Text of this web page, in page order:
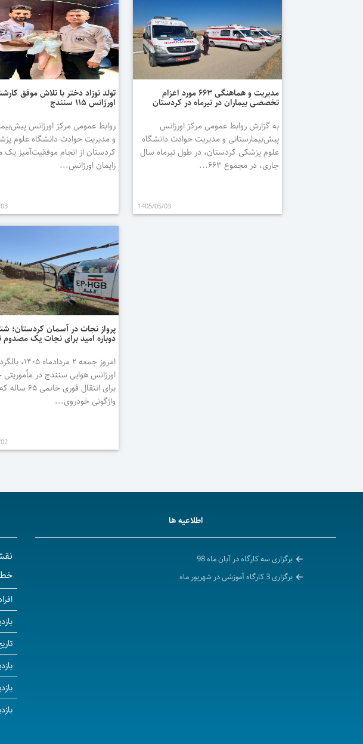
مدیریت و هماهنگی ۶۶۳ مورد اعزام
تخصصی بیماران در تیرماه در کردستان
به گزارش روابط عمومی مرکز اورژانس
پیش‌بیمارستانی و مدیریت حوادث دانشگاه
علوم پزشکی کردستان، در طول تیرماه سال
جاری، در مجموع ۶۶۳...
1405/05/03
تولد نوزاد دختر با تلاش موفق
اورژانس ۱۱۵ سنندج
روابط عمومی مرکز اورژانس
و مدیریت حوادث دانشگاه علوم
کردستان از انجام موفقیت‌آمیز یک
زایمان اورژانس...
پرواز نجات در آسمان کردستان؛
دوباره امید برای نجات یک مصدوم
امروز جمعه ۲ مردادماه ۱۴۰۵، بالگرد
اورژانس هوایی سنندج در مأموریتی
برای انتقال فوری
واژگونی خودروی...
اطلاعیه ها
برگزاری سه کارگاه در آبان ماه 98
برگزاری 3 کارگاه آموزشی در شهریور ماه
خط